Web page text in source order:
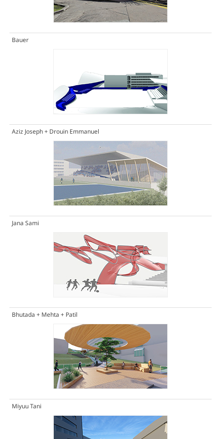
Bauer
Aziz Joseph + Drouin Emmanuel
Jana Sami
Bhutada + Mehta + Patil
Miyuu Tani